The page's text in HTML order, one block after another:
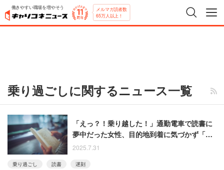
働きやすい職場を増やそう メルマガ読者数
65万人以上！
乗り過ごしに関するニュース一覧
「えっ？！乗り越した！」通勤電車で読書に
夢中だった女性、目的地到着に気づかず「遅
刻確定」
2025.7.31
乗り過ごし 読書 遅刻